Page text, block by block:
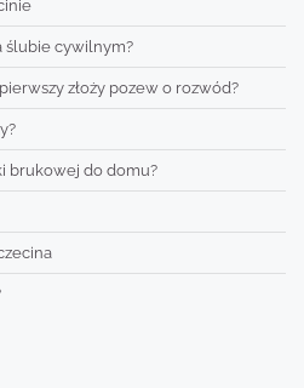
ślubie cywilnym?
złoży pozew o rozwód?
brukowej do domu?